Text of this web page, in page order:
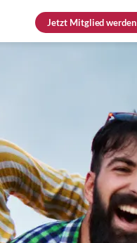
JetztMitglied werden